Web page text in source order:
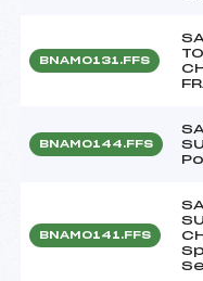
BNAM0131.FFS
BNAM0144.FFS
BNAM0141.FFS